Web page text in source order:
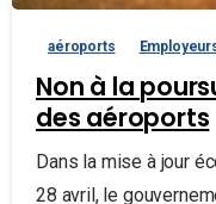
aéroports
Non à la
des aéroports
Dans la mise à jour
28 avril, le